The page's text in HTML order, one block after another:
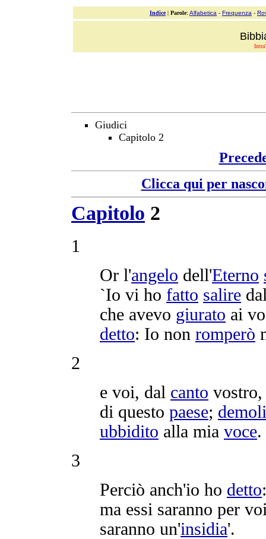
Indice| Parole: Alfabetica - Frequenza -
Giudici
Capitolo 2
Clicca qui per
Capitolo 2
1
Or l'angelo dell'Eterno
`Io vi ho fatto salire
che avevo giurato ai
detto: Io non romperò
2
e voi, dal canto
di questo paese;
ubbidito alla mia voce
3
Perciò anch'io ho detto
ma essi saranno per
saranno un'insidia'.